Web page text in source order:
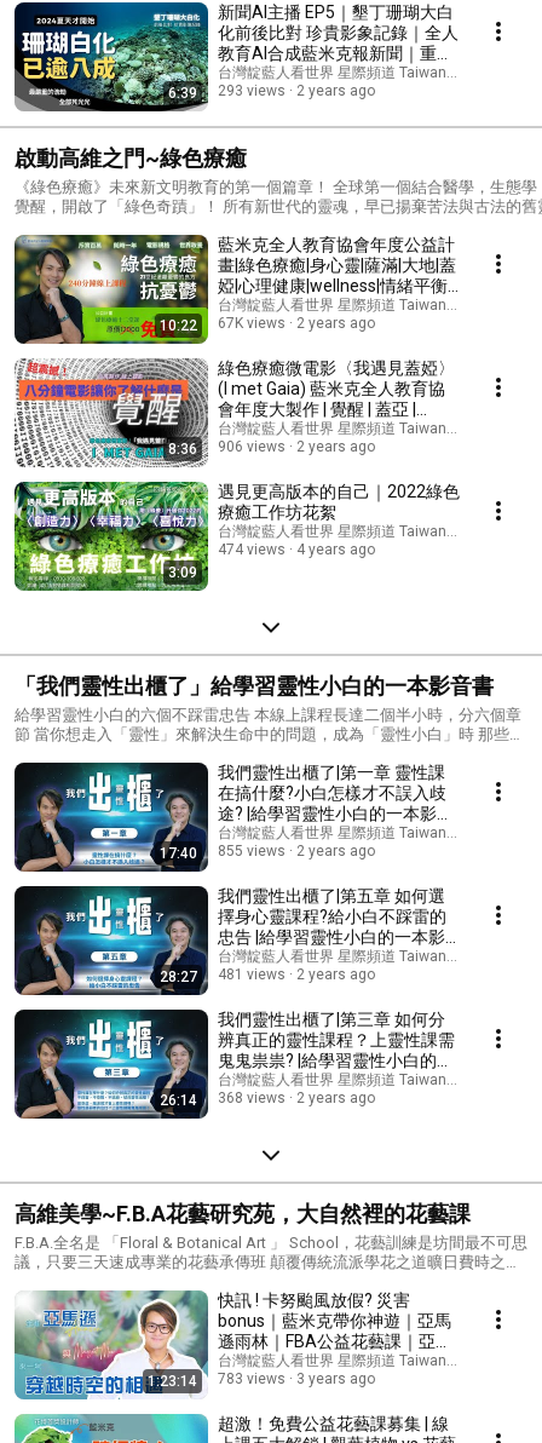
6:39
新聞AI主播 EP5｜墾丁珊瑚大白
化前後比對 珍貴影象記錄｜全人
教育AI合成藍米克報新聞｜重要
環境議題省思 ｜生態教育 ｜生
命教育｜人工智能｜「全人教育
界
台灣靛藍人看世界 星際頻道 Taiwan indigo 's
293 views
2 years ago
啟動高維之門~綠色療癒
《綠色療癒》未來新文明教育的第一個篇章！ 全球第一個結合醫學，生態
覺醒，開啟了「綠色奇蹟」！ 所有新世代的靈魂，早已揚棄苦法與古法的舊靈性法則的新靈魂，更重要的是，有「願心」的靈魂，他們會紛紛與蓋婭連結，換了視網膜，走向新世
敢地走在人類意識覺醒的前鋒！！ 在旅程中，重新認識大自然，找回生命的依歸，這是一場以大自然為師，重回自己內在核心的宇宙之鑰。 綠色療癒官網
https://www.greenpowertherapy.lamechdesign.com/ 綠色療癒粉專
https://www.facebook.com/people/
息不錯過！加入Line社群 https://line.me/ti/g2/yLKIefSdd7LG2fzp7-jsItNXUPf1Gg6zLv933w 想
https://www.lamech.org.tw/
10:22
藍米克全人教育協會年度公益計
畫|綠色療癒|身心靈|薩滿|大地|蓋
婭|心理健康|wellness|情緒平衡|
靜心冥想|園藝治療|療癒|覺醒|生
態心理學
台灣靛藍人看世界 星際頻道 Taiwan indigo 's
67K views
2 years ago
8:36
綠色療癒微電影〈我遇見蓋婭〉
(I met Gaia) 藍米克全人教育協
會年度大製作 | 覺醒 | 蓋亞 |
awakening movie | 天鏡園
台灣靛藍人看世界 星際頻道 Taiwan indigo 's
906 views
2 years ago
3:09
遇見更高版本的自己｜2022綠色
療癒工作坊花絮
台灣靛藍人看世界 星際頻道 Taiwan indigo 's
474 views
4 years ago
「我們靈性出櫃了」給學習靈性小白的一本影音書
給學習靈性小白的六個不踩雷忠告 本線上課程長達二個半小時，分六個章
節 當你想走入「靈性」來解決生命中的問題，成為「靈性小白」時 那些你
風險… 讓這本影音書「我們靈性出櫃了！」~成為學習靈性成長的小白不踩
雷的「護身符」 本課程將由十多年帶領經驗的藍米克老師及陳嘉堡老師為
您答題成書 本書有六個章節 歡迎您一起和兩位老師探索 「靈性小白不得
不知的六件大事」
17:40
我們靈性出櫃了|第一章 靈性課
在搞什麼?小白怎樣才不誤入歧
途? |給學習靈性小白的一本影音
書
台灣靛藍人看世界 星際頻道 Taiwan indigo 's
855 views
2 years ago
28:27
我們靈性出櫃了|第五章 如何選
擇身心靈課程?給小白不踩雷的
忠告 |給學習靈性小白的一本影
音書
台灣靛藍人看世界 星際頻道 Taiwan indigo 's
481 views
2 years ago
26:14
我們靈性出櫃了|第三章 如何分
辨真正的靈性課程？上靈性課需
鬼鬼祟祟? |給學習靈性小白的一
本影音書
台灣靛藍人看世界 星際頻道 Taiwan indigo 's
368 views
2 years ago
高維美學~F.B.A花藝研究苑，大自然裡的花藝課
F.B.A.全名是 「Floral & Botanical Art 」 School，花藝訓練是坊間最不可思
議，只要三天速成專業的花藝承傳班 顛覆傳統流派學花之道曠日費時之
藝重獲奔放的藝術性與原創性的自由 這個以「自然生態」美感為學習標
竿、以啟動每個人「内在靈魂直覺」的獨到教學法，藍米克稱之為「大地
自然流派」 一堂驚醒迷路在習花之道地雷區的愛花之人，重回學花藝的
「終極本質」~小至花朵，大到宇宙的「道法自然」。 想知道更多訊息，
歡迎上官網：https://fba.lamechdesign.com/ ▼ 獲得最新訊息▼ 最新消息
不錯過！加入《Line社群》https://reurl.cc/X5aLbg 藍米克全人教育協會 洽
詢專線 0910-108-928 （Line ID: 0910108928）
1:23:14
快訊 ! 卡努颱風放假? 災害
bonus｜藍米克帶你神遊｜亞馬
遜雨林｜FBA公益花藝課｜亞馬
遜花精採集之旅｜延期加碼線上
課｜城邦邀請談 Margaret Mee
台灣靛藍人看世界 星際頻道 Taiwan indigo 's
783 views
3 years ago
超激！免費公益花藝課募集 | 線